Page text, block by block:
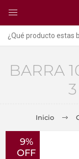
BARRA
Inicio
9%
OFF